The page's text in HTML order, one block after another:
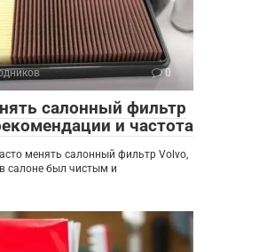
0
салонный фильтр
и частота
менять салонный фильтр Volvo,
салоне был чистым и